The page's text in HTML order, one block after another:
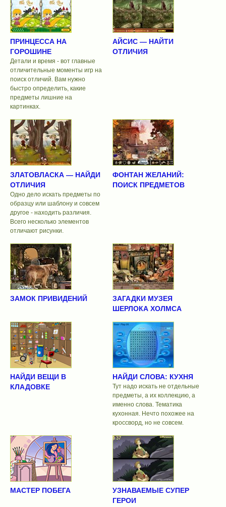
ПРИНЦЕССА НА
ГОРОШИНЕ
Детали и время - вот главные
отличительные моменты игр на
поиск отличий. Вам нужно
быстро определить, какие
предметы лишние на
картинках.
АЙСИС — НАЙТИ
ОТЛИЧИЯ
ЗЛАТОВЛАСКА — НАЙДИ
ОТЛИЧИЯ
Одно дело искать предметы по
образцу или шаблону и совсем
другое - находить различия.
Всего несколько элементов
отличают рисунки.
ФОНТАН ЖЕЛАНИЙ:
ПОИСК ПРЕДМЕТОВ
ЗАМОК ПРИВИДЕНИЙ
ЗАГАДКИ МУЗЕЯ
ШЕРЛОКА ХОЛМСА
НАЙДИ ВЕЩИ В
КЛАДОВКЕ
НАЙДИ СЛОВА: КУХНЯ
Тут надо искать не отдельные
предметы, а их коллекцию, а
именно слова. Тематика
кухонная. Нечто похожее на
кроссворд, но не совсем.
МАСТЕР ПОБЕГА
УЗНАВАЕМЫЕ СУПЕР
ГЕРОИ